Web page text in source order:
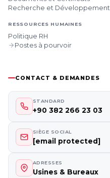
Recherche et Développement
RESSOURCES HUMAINES
Politique RH
Postes à pourvoir
CONTACT & DEMANDES
STANDARD
+90 382 266 23 03
SIÈGE SOCIAL
[email protected]
ADRESSES
Usines & Bureaux